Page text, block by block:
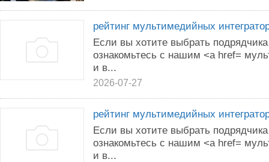
рейтинг мультимедийных
Если вы хотите выбрать
ознакомьтесь с нашим <a href=
и в...
2026-07-27
рейтинг мультимедийных
Если вы хотите выбрать
ознакомьтесь с нашим <a href=
и в...